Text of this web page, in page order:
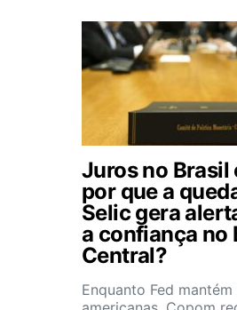
Juros no Brasil
por que a
Selic gera
a confiança no
Central?
Enquanto Fed